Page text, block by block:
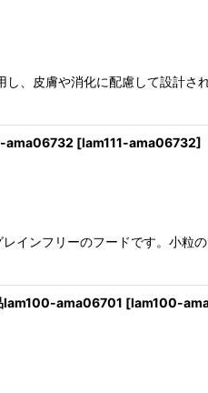
、皮膚や消化に配慮して設計さ
ama06732 [lam111-ama06732]
インフリーのフードです。小粒
lam100-ama06701 [lam100-